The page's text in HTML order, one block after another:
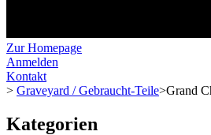
Zur Homepage
Anmelden
Kontakt
> Graveyard / Gebraucht-Teile>Grand
Kategorien